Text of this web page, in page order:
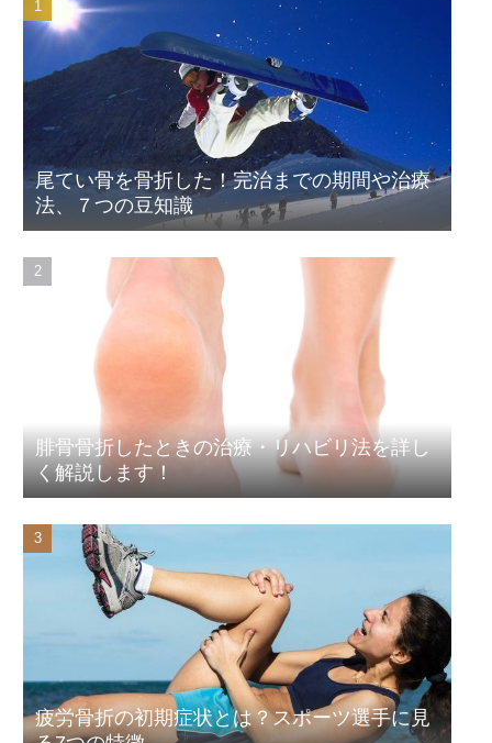
尾てい骨を骨折した！完治までの期間や治療
法、７つの豆知識
腓骨骨折したときの治療・リハビリ法を詳し
く解説します！
疲労骨折の初期症状とは？スポーツ選手に見